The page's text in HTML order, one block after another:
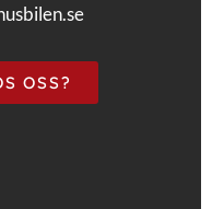
OSS?